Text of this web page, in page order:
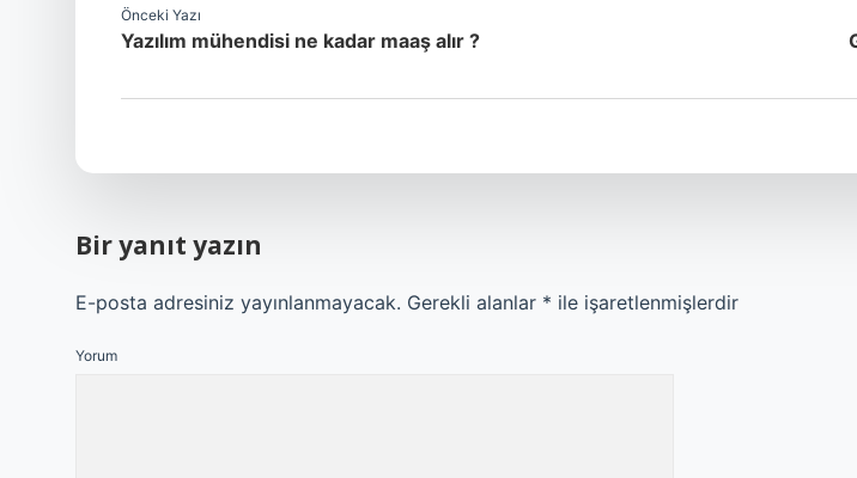
Önceki Yazı
Yazılım mühendisi ne kadar maaş alır ?
Bir yanıt yazın
E-posta adresiniz yayınlanmayacak. Gerekli alanlar * ile işaretlenmişlerdir
Yorum